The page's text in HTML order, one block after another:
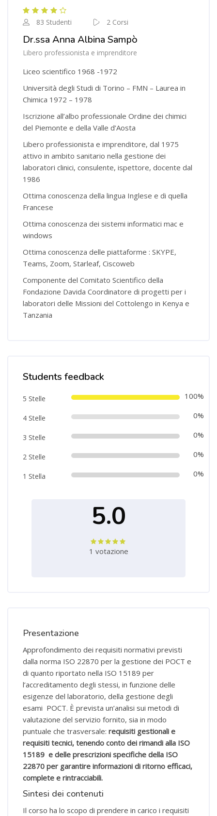
83 Studenti 2 Corsi
Dr.ssa Anna Albina Sampò
Libero professionista e imprenditore
Liceo scientifico 1968 -1972
Università degli Studi di Torino – FMN – Laurea in
Chimica 1972 – 1978
Iscrizione all’albo professionale Ordine dei chimici
del Piemonte e della Valle d’Aosta
Libero professionista e imprenditore, dal 1975
attivo in ambito sanitario nella gestione dei
laboratori clinici, consulente, ispettore, docente dal
1986
Ottima conoscenza della lingua Inglese e di quella
Francese
Ottima conoscenza dei sistemi informatici mac e
windows
Ottima conoscenza delle piattaforme : SKYPE,
Teams, Zoom, Starleaf, Ciscoweb
Componente del Comitato Scientifico della
Fondazione Davida Coordinatore di progetti per i
laboratori delle Missioni del Cottolengo in Kenya e
Tanzania
Students feedback
5 Stelle 100%
4 Stelle 0%
3 Stelle 0%
2 Stelle 0%
1 Stella 0%
5.0
1 votazione
Presentazione
Approfondimento dei requisiti normativi previsti
dalla norma ISO 22870 per la gestione dei POCT e
di quanto riportato nella ISO 15189 per
l’accreditamento degli stessi, in funzione delle
esigenze del laboratorio, della gestione degli
esami POCT. È prevista un’analisi sui metodi di
valutazione del servizio fornito, sia in modo
puntuale che trasversale: requisiti gestionali e
requisiti tecnici, tenendo conto dei rimandi alla ISO
15189 e delle prescrizioni specifiche della ISO
22870 per garantire informazioni di ritorno efficaci,
complete e rintracciabili.
Sintesi dei contenuti
Il corso ha lo scopo di prendere in carico i requisiti